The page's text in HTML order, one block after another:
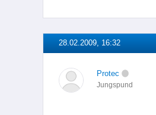
28.02.2009, 16:32
Protec
Jungspund